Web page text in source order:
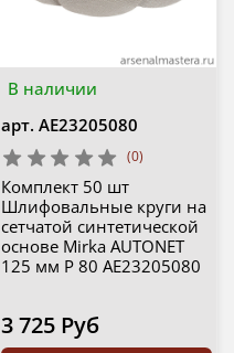
В наличии
арт. AE23205080
(0)
Комплект 50 шт
Шлифовальные круги на
сетчатой синтетической
основе Mirka AUTONET
125 мм P 80 AE23205080
3 725 Руб